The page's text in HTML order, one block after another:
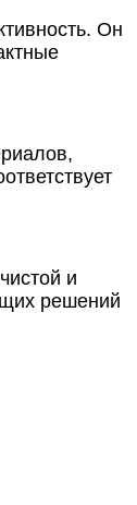
Он
и
решений